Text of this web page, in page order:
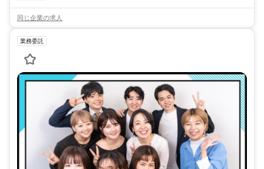
同じ企業の求人
業務委託